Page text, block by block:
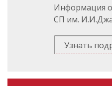
Информация
СП им.
Узнать